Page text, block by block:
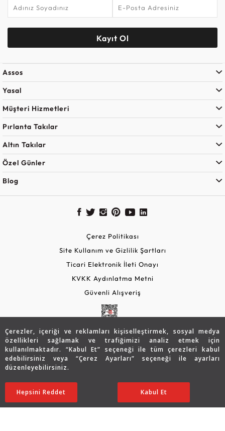
Çerezler, içeriği ve reklamları kişiselleştirmek, sosyal medya
özellikleri sağlamak ve trafiğimizi analiz etmek için
kullanılmaktadır. “Kabul Et” seçeneği ile tüm çerezleri kabul
edebilirsiniz veya “Çerez Ayarları” seçeneği ile ayarları
düzenleyebilirsiniz.
Ayarları Düzenle
Hepsini Reddet Kabul Et
23.983 TL
19.199TL
18.239 TL SATIN ALIN
Kayıt Ol
Assos
Yasal
Müşteri Hizmetleri
Pırlanta Takılar
Altın Takılar
Özel Günler
Blog
Çerez Politikası
Site Kullanım ve Gizlilik Şartları
Ticari Elektronik İleti Onayı
KVKK Aydınlatma Metni
Güvenli Alışveriş
Copyright © 2026 Assos Pırlanta - Bu sitenin tüm hakları